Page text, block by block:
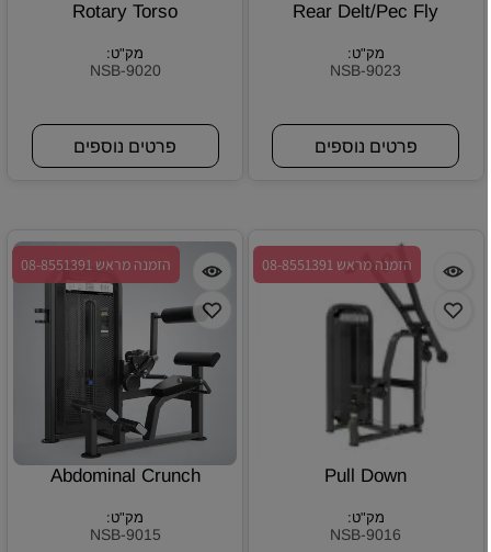
Rear Delt/Pec Fly
מק"ט:
NSB-9023
פרטים נוספים
Rotary Torso
מק"ט:
NSB-9020
פרטים נוספים
הזמנה מראש 08-8551391
Pull Down
מק"ט:
NSB-9016
הזמנה מראש 08-8551391
Abdominal Crunch
מק"ט:
NSB-9015